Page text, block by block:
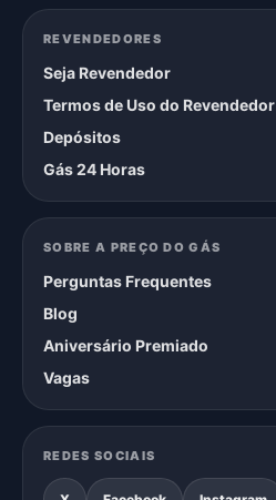
REVENDEDORES
Seja Revendedor
Termos de Uso do Revendedor
Depósitos
Gás 24 Horas
SOBRE A PREÇO DO GÁS
Perguntas Frequentes
Blog
Aniversário Premiado
Vagas
REDES SOCIAIS